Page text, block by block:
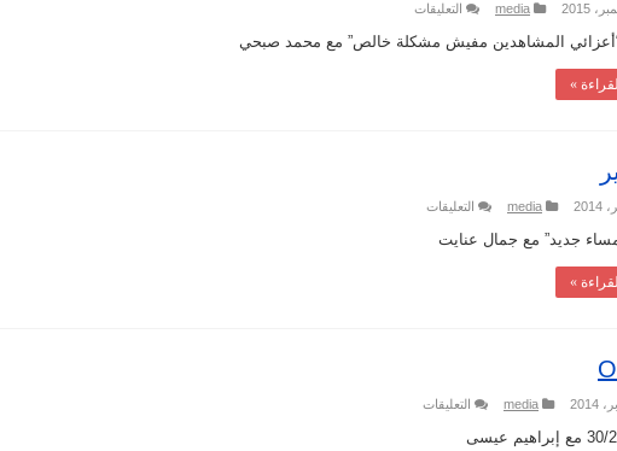
media التعليقات
مغلقة
“أعزائي المشاهدين مفيش مشكلة خالص” مع محمد صبحي
»
media التعليقات
جديد” مع جمال عنايت
»
media التعليقات